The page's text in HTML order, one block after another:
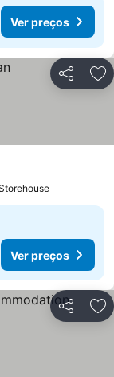
Ver preços
Partilhar
preços
Ver preços
Partilhar